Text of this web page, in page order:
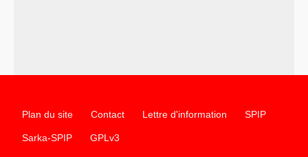
Plan du site Contact Lettre d'information SPIP
Sarka-SPIP GPLv3